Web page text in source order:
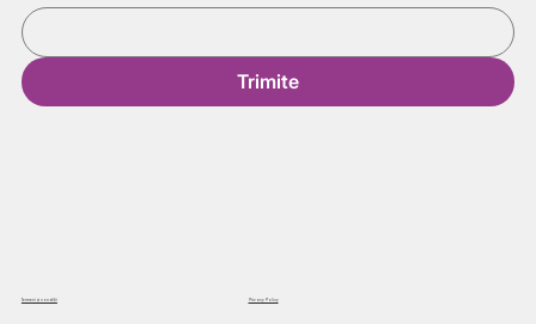
Privacy Policy
Termeni și condiții
Trimite